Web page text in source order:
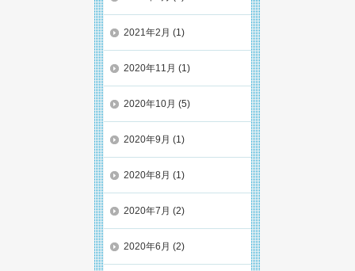
2021年2月 (1)
2020年11月 (1)
2020年10月 (5)
2020年9月 (1)
2020年8月 (1)
2020年7月 (2)
2020年6月 (2)